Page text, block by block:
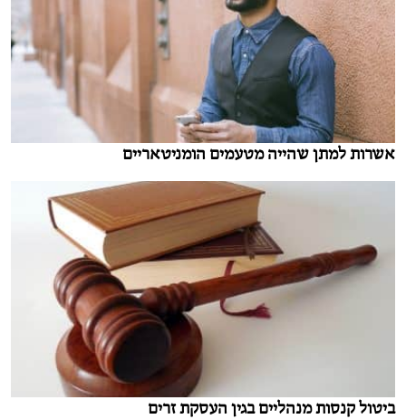
אשרות למתן שהייה מטעמים הומניטאריים
ביטול קנסות מנהליים בגין העסקת זרים